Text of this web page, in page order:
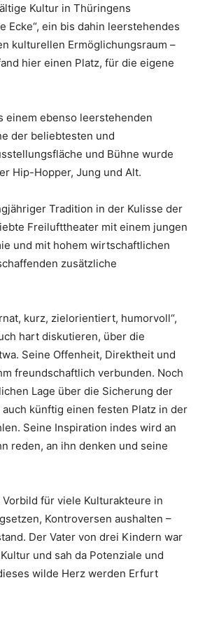
Kultur in Thüringens
Ecke“, ein bis dahin leerstehendes
kulturellen Ermöglichungsraum –
hier einen Platz, für die eigene
einem ebenso leerstehenden
der beliebtesten und
und Bühne wurde
Hip-Hopper, Jung und Alt.
Tradition in der Kulisse der
Freilufttheater mit einem jungen
und mit hohem wirtschaftlichen
zusätzliche
kurz, zielorientiert, humorvoll“,
hart diskutieren, über die
Seine Offenheit, Direktheit und
freundschaftlich verbunden. Noch
Lage über die Sicherung der
künftig einen festen Platz in der
Seine Inspiration indes wird an
reden, an ihn denken und seine
für viele Kulturakteure in
Kontroversen aushalten –
Der Vater von drei Kindern war
und sah da Potenziale und
wilde Herz werden Erfurt